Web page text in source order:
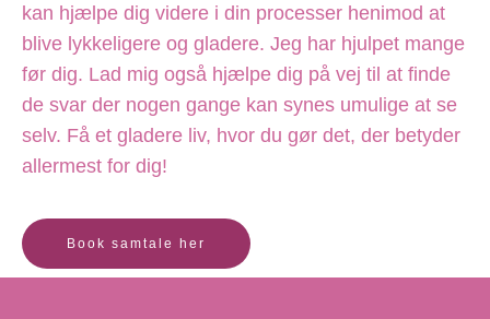
kan hjælpe dig videre i din processer henimod at
blive lykkeligere og gladere. Jeg har hjulpet mange
før dig. Lad mig også hjælpe dig på vej til at finde
de svar der nogen gange kan synes umulige at se
selv. Få et gladere liv, hvor du gør det, der betyder
allermest for dig!
Book samtale her